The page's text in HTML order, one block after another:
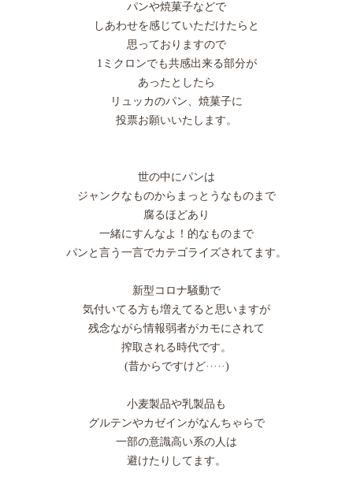
パンや焼菓子などで
しあわせを感じていただけたらと
思っておりますので
1ミクロンでも共感出来る部分が
あったとしたら
リュッカのパン、焼菓子に
投票お願いいたします。
世の中にパンは
ジャンクなものからまっとうなものまで
腐るほどあり
一緒にすんなよ！的なものまで
パンと言う一言でカテゴライズされてます。
新型コロナ騒動で
気付いてる方も増えてると思いますが
残念ながら情報弱者がカモにされて
搾取される時代です。
(昔からですけど·····)
小麦製品や乳製品も
グルテンやカゼインがなんちゃらで
一部の意識高い系の人は
避けたりしてます。